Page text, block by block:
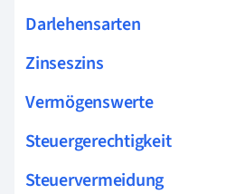
Darlehensarten
Zinseszins
Vermögenswerte
Steuergerechtigkeit
Steuervermeidung